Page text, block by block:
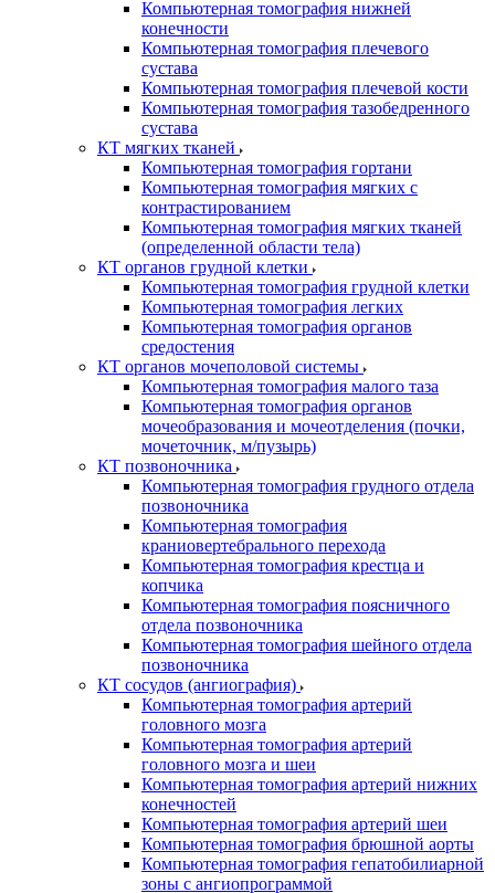
Компьютерная томография нижней
конечности
Компьютерная томография плечевого
сустава
Компьютерная томография плечевой кости
Компьютерная томография тазобедренного
сустава
КТ мягких тканей
Компьютерная томография гортани
Компьютерная томография мягких с
контрастированием
Компьютерная томография мягких тканей
(определенной области тела)
КТ органов грудной клетки
Компьютерная томография грудной клетки
Компьютерная томография легких
Компьютерная томография органов
средостения
КТ органов мочеполовой системы
Компьютерная томография малого таза
Компьютерная томография органов
мочеобразования и мочеотделения (почки,
мочеточник, м/пузырь)
КТ позвоночника
Компьютерная томография грудного отдела
позвоночника
Компьютерная томография
краниовертебрального перехода
Компьютерная томография крестца и
копчика
Компьютерная томография поясничного
отдела позвоночника
Компьютерная томография шейного отдела
позвоночника
КТ сосудов (ангиография)
Компьютерная томография артерий
головного мозга
Компьютерная томография артерий
головного мозга и шеи
Компьютерная томография артерий нижних
конечностей
Компьютерная томография артерий шеи
Компьютерная томография брюшной аорты
Компьютерная томография гепатобилиарной
зоны с ангиопрограммой